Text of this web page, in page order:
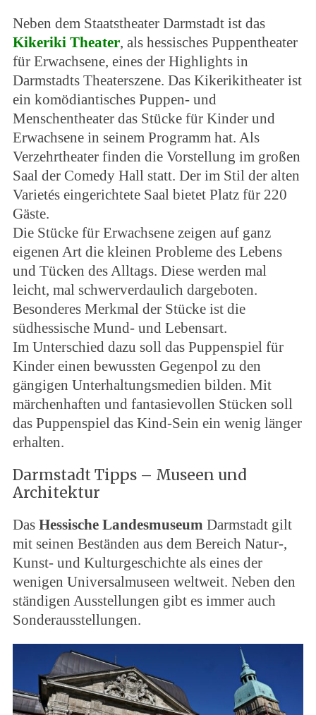
Neben dem Staatstheater Darmstadt ist das
Kikeriki Theater, als hessisches Puppentheater
für Erwachsene, eines der Highlights in
Darmstadts Theaterszene. Das Kikerikitheater ist
ein komödiantisches Puppen- und
Menschentheater das Stücke für Kinder und
Erwachsene in seinem Programm hat. Als
Verzehrtheater finden die Vorstellung im großen
Saal der Comedy Hall statt. Der im Stil der alten
Varietés eingerichtete Saal bietet Platz für 220
Gäste.
Die Stücke für Erwachsene zeigen auf ganz
eigenen Art die kleinen Probleme des Lebens
und Tücken des Alltags. Diese werden mal
leicht, mal schwerverdaulich dargeboten.
Besonderes Merkmal der Stücke ist die
südhessische Mund- und Lebensart.
Im Unterschied dazu soll das Puppenspiel für
Kinder einen bewussten Gegenpol zu den
gängigen Unterhaltungsmedien bilden. Mit
märchenhaften und fantasievollen Stücken soll
das Puppenspiel das Kind-Sein ein wenig länger
erhalten.
Darmstadt Tipps – Museen und
Architektur
Das Hessische Landesmuseum Darmstadt gilt
mit seinen Beständen aus dem Bereich Natur-,
Kunst- und Kulturgeschichte als eines der
wenigen Universalmuseen weltweit. Neben den
ständigen Ausstellungen gibt es immer auch
Sonderausstellungen.